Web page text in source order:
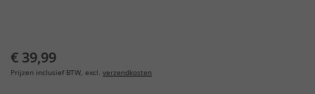
€ 39,99
Prijzen inclusief BTW, excl. verzendkosten